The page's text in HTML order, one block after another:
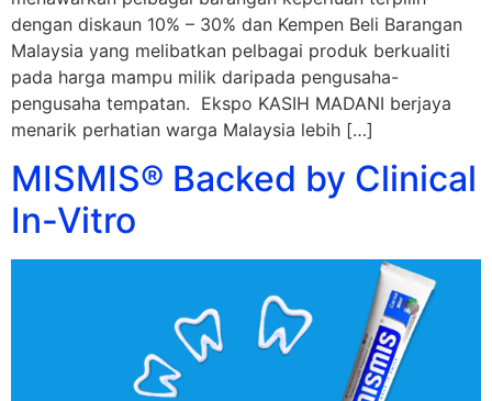
dengan diskaun 10% – 30% dan Kempen Beli Barangan
Malaysia yang melibatkan pelbagai produk berkualiti
pada harga mampu milik daripada pengusaha-
pengusaha tempatan. Ekspo KASIH MADANI berjaya
menarik perhatian warga Malaysia lebih […]
MISMIS® Backed by Clinical
In-Vitro